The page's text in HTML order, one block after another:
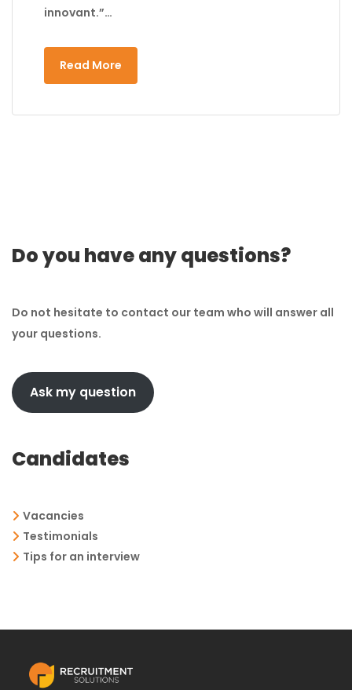
innovant.”…
Read More
Do you have any questions?
Do not hesitate to contact our team who will answer all
your questions.
Ask my question
Candidates
Vacancies
Testimonials
Tips for an interview